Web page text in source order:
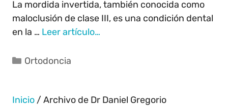
La mordida invertida, también conocida como
maloclusión de clase III, es una condición dental
en la … Leer artículo…
Ortodoncia
Inicio /Archivo de Dr Daniel Gregorio